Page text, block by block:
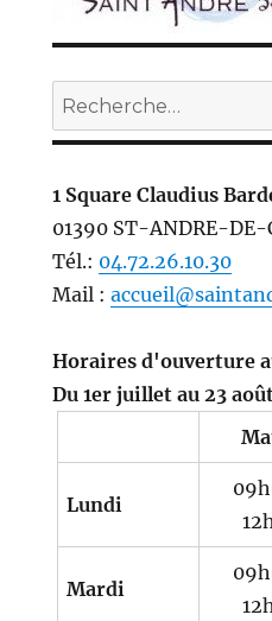
Recherche
pour :
1 Square Claudius
01390 ST-ANDRE-DE-
Tél.: 04.72.26.10.30
Mail :
Horaires d'ouverture
Du 1er juillet au 23
Lundi
Mardi